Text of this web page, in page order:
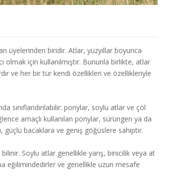
üyelerinden biridir. Atlar, yüzyıllar boyunca
olmak için kullanılmıştır. Bununla birlikte, atlar
ve her bir tür kendi özellikleri ve özellikleriyle
sınıflandırılabilir: ponylar, soylu atlar ve çöl
amaçlı kullanılan ponylar, sürüngen ya da
güçlü bacaklara ve geniş göğüslere sahiptir.
Soylu atlar genellikle yarış, binicilik veya at
eğilimindedirler ve genellikle uzun mesafe